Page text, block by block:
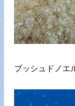
ブッシュドノエ